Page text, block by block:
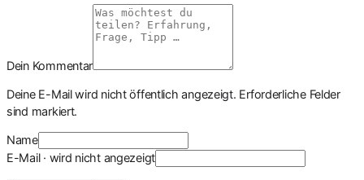
Dein Kommentar
Deine E-Mail wird nicht öffentlich angezeigt. Erforderliche Felder
sind markiert.
Name
E-Mail · wird nicht angezeigt